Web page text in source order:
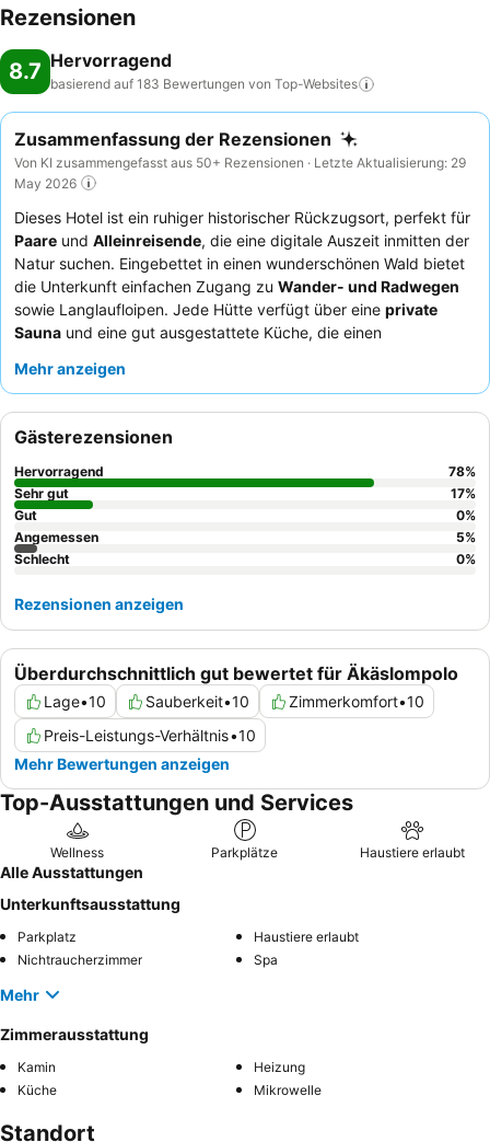
Rezensionen
8.7 Hervorragend
basierend auf 183 Bewertungen von Top-Websites
Zusammenfassung der Rezensionen
Von KI zusammengefasst aus 50+ Rezensionen · Letzte Aktualisierung: 29
May 2026
Dieses Hotel ist ein ruhiger historischer Rückzugsort, perfekt für
Paare und Alleinreisende, die eine digitale Auszeit inmitten der
Natur suchen. Eingebettet in einen wunderschönen Wald bietet
die Unterkunft einfachen Zugang zu Wander- und Radwegen
sowie Langlaufloipen. Jede Hütte verfügt über eine private
Sauna und eine gut ausgestattete Küche, die einen
loben stets das
Erlebnis wählen Sie eine Hütte mit
Möglichkeit, dieAurora Borealis
zu beobachten.
Mehr anzeigen
Überdurchschnittlich gut bewertet für Äkäslompolo
Lage•10 Sauberkeit•10 Zimmerkomfort•10
Preis-Leistungs-Verhältnis•10
Mehr Bewertungen anzeigen
Gästerezensionen
Hervorragend 78%
Sehr gut
17%
Gut
0%
Angemessen
5%
Schlecht
0%
Rezensionen anzeigen
Top-Ausstattungen und Services
Wellness Parkplätze Haustiere erlaubt
Alle Ausstattungen
Unterkunftsausstattung
Parkplatz
Haustiere erlaubt
Nichtraucherzimmer
Spa
Mehr
Zimmerausstattung
Kamin
Heizung
Küche
Mikrowelle
Standort